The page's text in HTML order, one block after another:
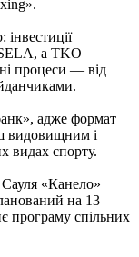
SELA, а TKO
процеси — від
адже формат
видовищним і
видах спорту.
«Канело»
на 13
програму спільних